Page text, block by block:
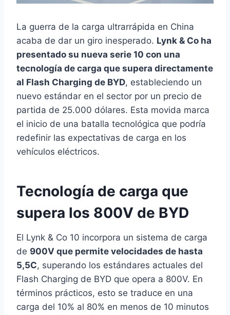
La guerra de la carga ultrarrápida en China
acaba de dar un giro inesperado. Lynk & Co ha
presentado su nueva serie 10 con una
tecnología de carga que supera directamente
al Flash Charging de BYD, estableciendo un
nuevo estándar en el sector por un precio de
partida de 25.000 dólares. Esta movida marca
el inicio de una batalla tecnológica que podría
redefinir las expectativas de carga en los
vehículos eléctricos.
Tecnología de carga que
supera los 800V de BYD
El Lynk & Co 10 incorpora un sistema de carga
de 900V que permite velocidades de hasta
5,5C, superando los estándares actuales del
Flash Charging de BYD que opera a 800V. En
términos prácticos, esto se traduce en una
carga del 10% al 80% en menos de 10 minutos